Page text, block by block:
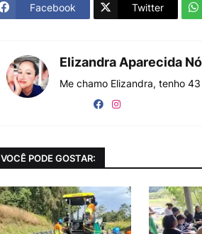
Facebook Twitter
Elizandra Aparecida
Me chamo Elizandra, tenho
VOCÊ PODE GOSTAR: